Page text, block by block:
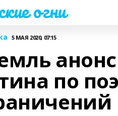
огни
5 МАЯ 2020, 07:15
по